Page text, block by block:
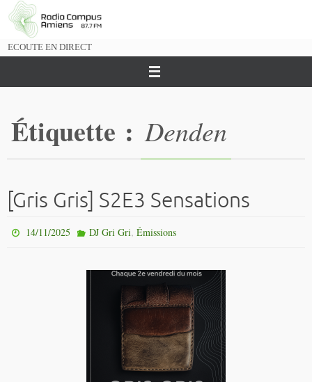
Passer
vers
ECOUTE EN DIRECT
Étiquette : Denden
[Gris Gris] S2E3 Sensations
14/11/2025 DJ Gri Gri, Émissions